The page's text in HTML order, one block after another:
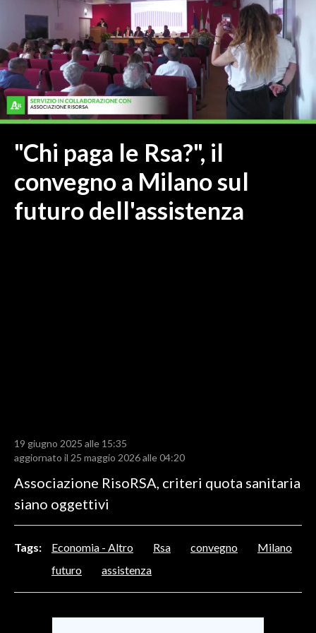
MEDIO CAMPIDANO
ORISTANO E PROVINCIA
SASSARI E PROVINCIA
GALLURA
NUORO E PROVINCIA
OGLIASTRA
ITALIA
MONDO
RISULTATI E CLASSIFICHE
CALCIO REGIONALE
BASKET
MOTORI
ALTRI SPORT
"Chi paga le Rsa?", il
convegno a Milano sul
futuro dell'assistenza
19 giugno 2025 alle 15:35
aggiornato il 25 maggio 2026 alle 04:20
Associazione RisoRSA, criteri quota sanitaria
siano oggettivi
Tags: Economia - Altro Rsa convegno
Milano
futuro
assistenza